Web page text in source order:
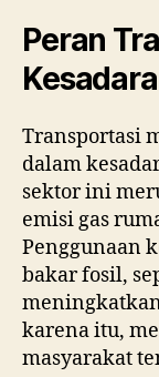
Peran
Transportasi
dalam
sektor ini
emisi gas
Penggunaan
bakar fosil,
karena itu,
masyarakat